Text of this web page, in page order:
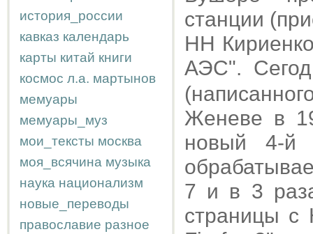
история_россии
кавказ календарь
карты китай книги
космос л.а. мартынов
мемуары
мемуары_муз
мои_тексты москва
моя_всячина музыка
наука национализм
новые_переводы
православие разное
станции
НН
АЭС".
Женеве в
новый 4-й
7 и в 3
страницы с